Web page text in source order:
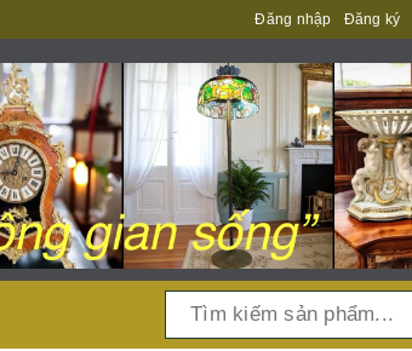
Đăng nhập Đăng ký